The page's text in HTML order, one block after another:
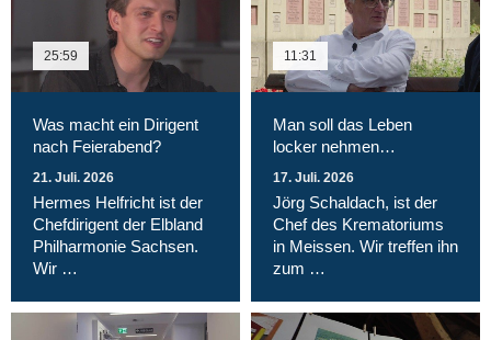
25:59
Was macht ein Dirigent
nach Feierabend?
21. Juli. 2026
Hermes Helfricht ist der
Chefdirigent der Elbland
Philharmonie Sachsen.
Wir …
11:31
Man soll das Leben
locker nehmen…
17. Juli. 2026
Jörg Schaldach, ist der
Chef des Krematoriums
in Meissen. Wir treffen ihn
zum …